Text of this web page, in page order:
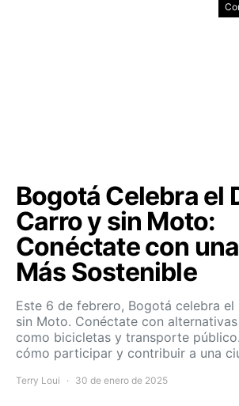
Bogotá Celebra el
Carro y sin Moto:
Conéctate con
Más Sostenible
Este 6 de febrero, Bogotá celebra el
sin Moto. Conéctate con
como bicicletas y transporte
cómo participar y contribuir a una
Terry Loui 30 de enero de 2025